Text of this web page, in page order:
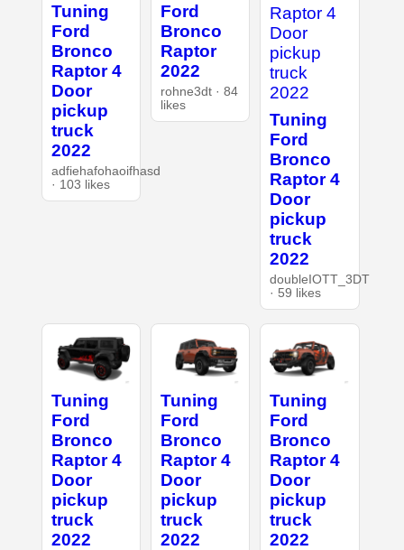
Tuning
Ford
Bronco
Raptor 4
Door
pickup
truck
2022
adfiehafohaoifhasd
· 103 likes
Ford
Bronco
Raptor
2022
rohne3dt · 84
likes
Tuning
Ford
Bronco
Raptor 4
Door
pickup
truck
2022
doubleIOTT_3DT
· 59 likes
Tuning
Ford
Bronco
Raptor 4
Door
pickup
truck
2022
Tuning
Ford
Bronco
Raptor 4
Door
pickup
truck
2022
Tuning
Ford
Bronco
Raptor 4
Door
pickup
truck
2022